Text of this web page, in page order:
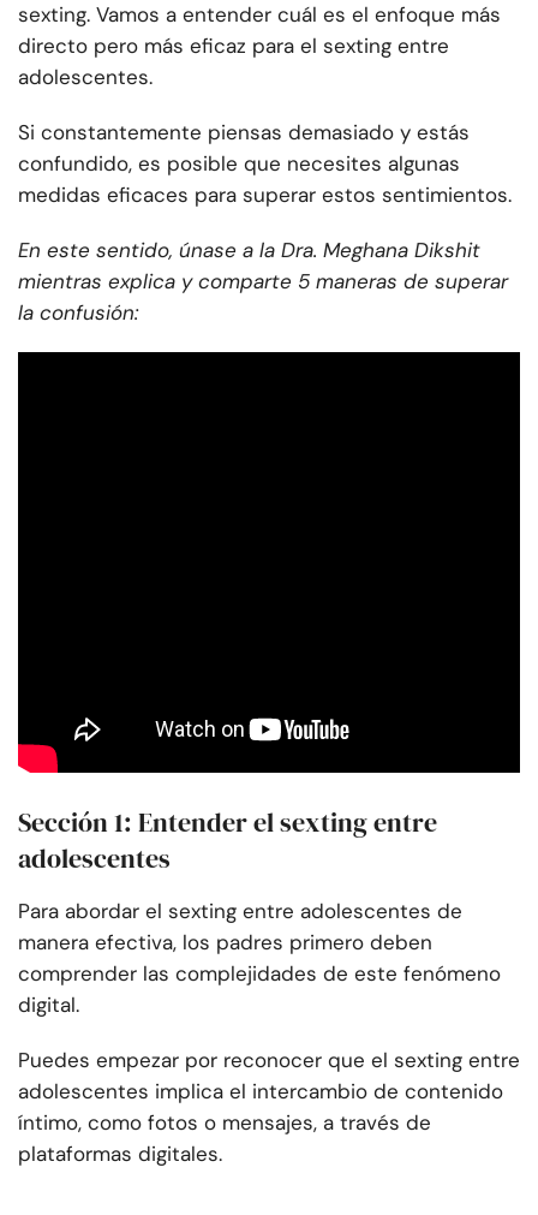
sexting. Vamos a entender cuál es el enfoque más
directo pero más eficaz para el sexting entre
adolescentes.
Si constantemente piensas demasiado y estás
confundido, es posible que necesites algunas
medidas eficaces para superar estos sentimientos.
En este sentido, únase a la Dra. Meghana Dikshit
mientras explica y comparte 5 maneras de superar
la confusión:
Sección 1: Entender el sexting entre
adolescentes
Para abordar el sexting entre adolescentes de
manera efectiva, los padres primero deben
comprender las complejidades de este fenómeno
digital.
Puedes empezar por reconocer que el sexting entre
adolescentes implica el intercambio de contenido
íntimo, como fotos o mensajes, a través de
plataformas digitales.